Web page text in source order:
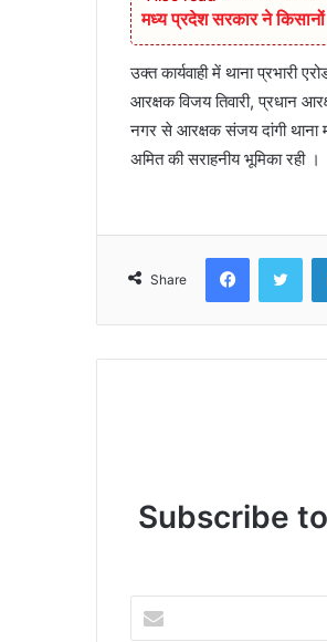
मध्य प्रदेश सरकार ने
उक्त कार्यवाही में थाना प्रभारी
आरक्षक विजय तिवारी, प्रधान
नगर से आरक्षक संजय दांगी थाना
अमित की सराहनीय भूमिका रही ।
Share
Facebook
Subscribe
your